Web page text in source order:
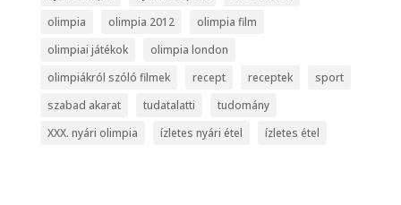
olimpia
olimpia 2012
olimpia film
olimpiai játékok
olimpia london
olimpiákról szóló filmek
recept receptek
sport
szabad akarat
tudatalatti
tudomány
XXX. nyári olimpia
ízletes nyári étel ízletes étel